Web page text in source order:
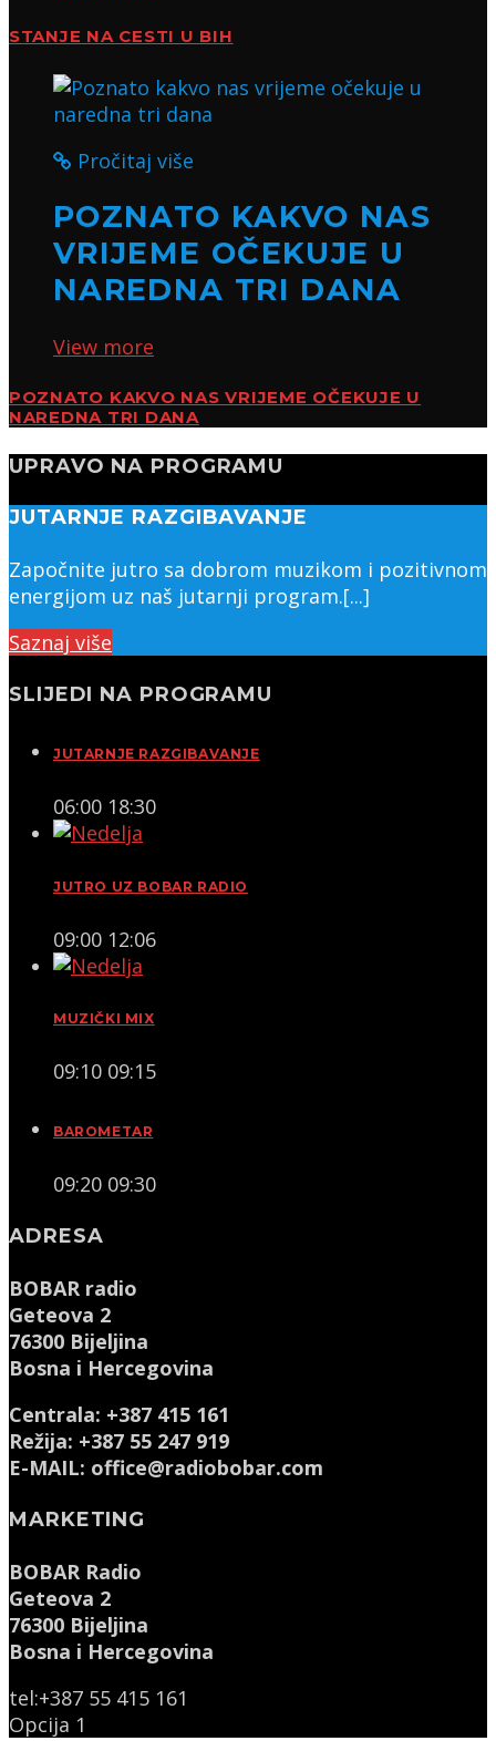
STANJE NA CESTI U BIH
Pročitaj više
POZNATO KAKVO NAS
VRIJEME OČEKUJE U
NAREDNA TRI DANA
View more
POZNATO KAKVO NAS VRIJEME OČEKUJE U
NAREDNA TRI DANA
UPRAVO NA PROGRAMU
JUTARNJE RAZGIBAVANJE
Započnite jutro sa dobrom muzikom i pozitivnom
energijom uz naš jutarnji program.[...]
Saznaj više
SLIJEDI NA PROGRAMU
JUTARNJE RAZGIBAVANJE
06:00 18:30
JUTRO UZ BOBAR RADIO
09:00 12:06
MUZIČKI MIX
09:10 09:15
BAROMETAR
09:20 09:30
ADRESA
BOBAR radio
Geteova 2
76300 Bijeljina
Bosna i Hercegovina
Centrala: +387 415 161
Režija: +387 55 247 919
E-MAIL: office@radiobobar.com
MARKETING
BOBAR Radio
Geteova 2
76300 Bijeljina
Bosna i Hercegovina
tel:+387 55 415 161
Opcija 1